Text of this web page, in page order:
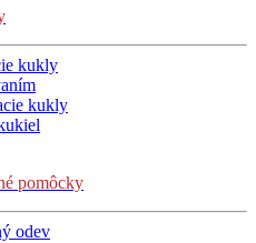
kukly
kukly
pomôcky
odev